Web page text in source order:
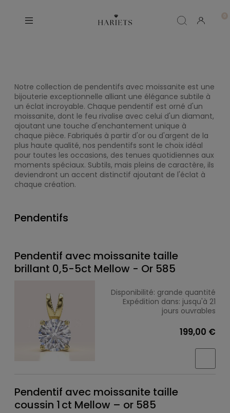
Notre collection de pendentifs avec moissanite est une
bijouterie exceptionnelle alliant une élégance subtile à
un éclat incroyable. Chaque pendentif est orné d'un
moissanite, dont le feu rivalise avec celui d'un diamant,
ajoutant une touche d'enchantement unique à
chaque pièce. Fabriqués à partir d'or ou d'argent de la
plus haute qualité, nos pendentifs sont le choix idéal
pour toutes les occasions, des tenues quotidiennes aux
moments spéciaux. Subtils, mais pleins de caractère, ils
deviendront un accent distinctif ajoutant de l'éclat à
chaque création.
Pendentifs
Pendentif avec moissanite taille
brillant 0,5-5ct Mellow - Or 585
Disponibilité: grande quantité
Expédition dans: jusqu'à 21
jours ouvrables
199,00 €
Pendentif avec moissanite taille
coussin 1 ct Mellow – or 585